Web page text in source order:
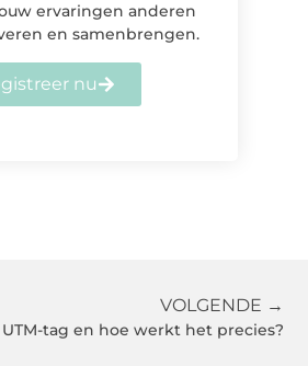
ervaringen anderen
en samenbrengen.
nu
VOLGENDE →
tag en hoe werkt het precies?